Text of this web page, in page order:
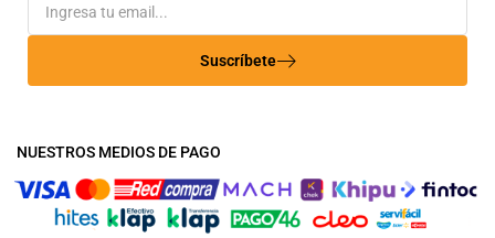
Suscríbete
NUESTROS MEDIOS DE PAGO